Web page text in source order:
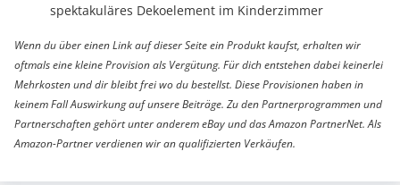
spektakuläres Dekoelement im Kinderzimmer
Wenn du über einen Link auf dieser Seite ein Produkt kaufst, erhalten wir
oftmals eine kleine Provision als Vergütung. Für dich entstehen dabei keinerlei
Mehrkosten und dir bleibt frei wo du bestellst. Diese Provisionen haben in
keinem Fall Auswirkung auf unsere Beiträge. Zu den Partnerprogrammen und
Partnerschaften gehört unter anderem eBay und das Amazon PartnerNet. Als
Amazon-Partner verdienen wir an qualifizierten Verkäufen.